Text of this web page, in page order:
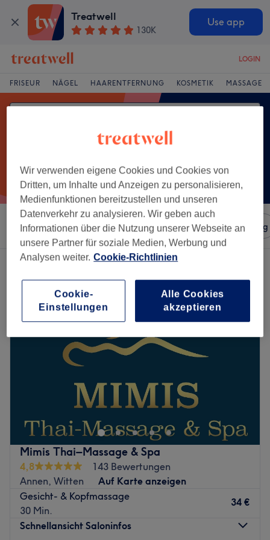
Treatwell
130K
Use app
LOGIN
FRISEUR NÄGEL HAARENTFERNUNG KOSMETIK MASSAGE
Sortieren nach Salons Expressangebote Bewertung
Ein Salon, der anbietet: kopfmassage in Annen, Witten
Mimis Thai–Massage & Spa
4,8
143 Bewertungen
Annen, Witten
Auf Karte anzeigen
Gesicht- & Kopfmassage
30 Min.
34 €
Schnellansicht Saloninfos
Wir verwenden eigene Cookies und Cookies von
Dritten, um Inhalte und Anzeigen zu personalisieren,
Medienfunktionen bereitzustellen und unseren
Datenverkehr zu analysieren. Wir geben auch
Informationen über die Nutzung unserer Webseite an
unsere Partner für soziale Medien, Werbung und
Analysen weiter. Cookie-Richtlinien
Cookie-
Einstellungen
Alle Cookies
akzeptieren